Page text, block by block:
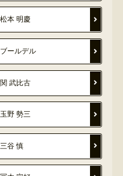
松本 明慶
ブールデル
関 武比古
玉野 勢三
三谷 慎